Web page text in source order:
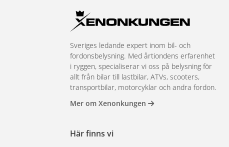
Sveriges ledande expert inom bil- och
fordonsbelysning. Med årtiondens erfarenhet
i ryggen, specialiserar vi oss på belysning för
allt från bilar till lastbilar, ATVs, scooters,
transportbilar, motorcyklar och andra fordon.
Mer om Xenonkungen
Här finns vi